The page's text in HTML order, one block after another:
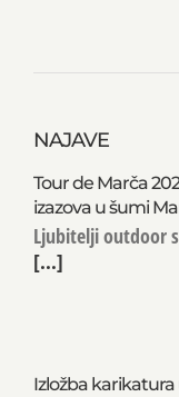
NAJAVE
Tour de Marča
izazova u šumi
Ljubitelji outdoor
[...]
Izložba